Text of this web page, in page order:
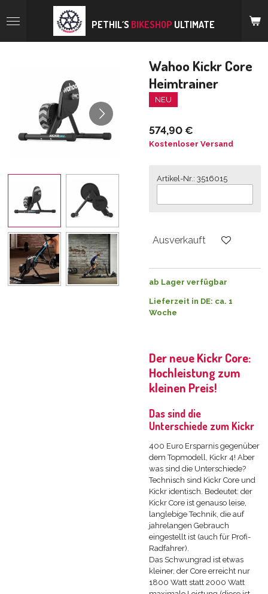
Hauptinhalt
PETHIL´S BIKESHOP ULTIMATE
Wahoo Kickr Core
Heimtrainer
NEU
574,90 €
Kostenloser Versand
Artikel-Nr.: 3516015
Ausverkauft
ab Lager verfügbar
Lieferzeit in DE: ca. 1
Woche
Der neue Kickr Core:
Hochleistung zum
kleinen Preis!
Das sind die
Unterschiede zum Kickr
400 Euro Ersparnis gegenüber
dem Topmodell, Kickr 4! Aber
was sind die Unterschiede?
Technisch sind Kickr Core und
Kickr identisch. Bedeutet: der
Kickr Core ist genauso leise,
langlebige Technik, die auf
jahrelangen Gebrauch
eingestellt ist (auch für Profi-
Radfahrer).
Das Schwungrad ist etwas
kleiner, der Core erreicht nur
1800 Watt statt 2000 Watt